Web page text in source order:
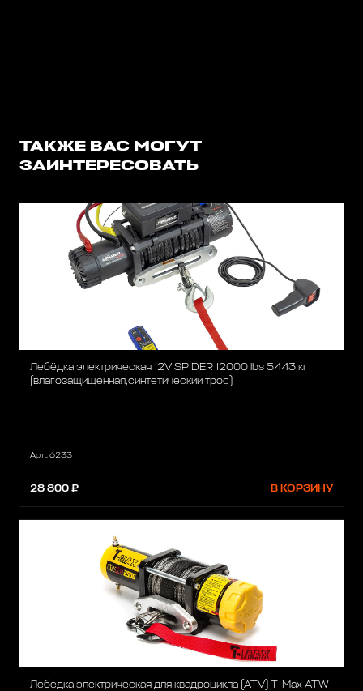
ТАКЖЕ ВАС МОГУТ
ЗАИНТЕРЕСОВАТЬ
Лебёдка электрическая 12V SPIDER 12000 lbs 5443 кг
(влагозащищенная,синтетический трос)
Арт.: 6233
28 800 ₽ В КОРЗИНУ
Лебедка электрическая для квадроцикла (ATV) T-Max ATW